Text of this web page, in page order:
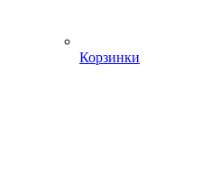
Корзинки